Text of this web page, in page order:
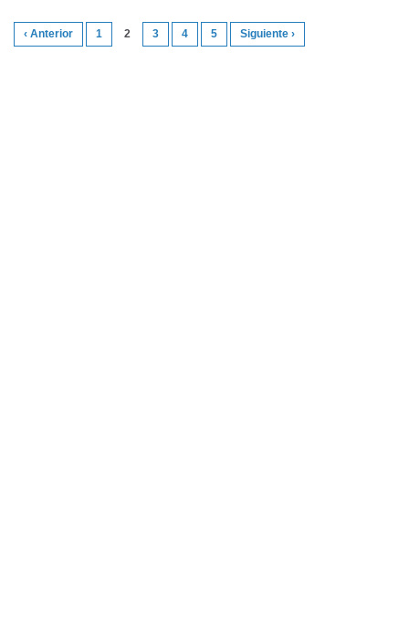
‹ Anterior 1 2 3 4 5 Siguiente ›